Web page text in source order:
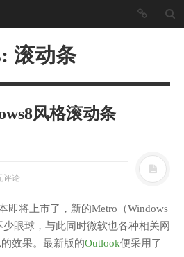
滚动条
风格滚动条
评论
即将上市了，新的Metro（Windows
眼球，与此同时微软也各种相关网
效果。最新版的Outlook便采用了